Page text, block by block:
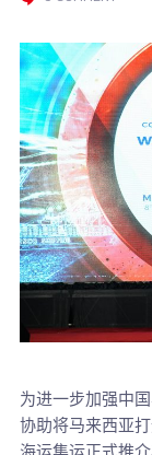
为进一步加强中
协助将马来西亚